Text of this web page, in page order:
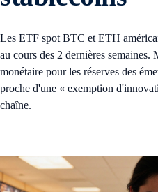
Les ETF spot BTC et ETH
au cours des 2 dernières
monétaire pour les réserves des
proche d'une « exemption
chaîne.